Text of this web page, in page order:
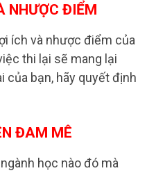
NHƯỢC ĐIỂM
ích và nhược điểm của
thi lại sẽ mang lại
của bạn, hãy quyết định
ĐAM MÊ
học nào đó mà